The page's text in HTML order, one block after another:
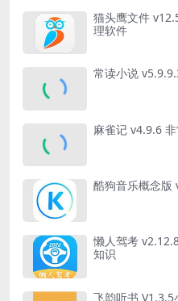
猫头鹰文件
理软件
常读小说
麻雀记 v4.9.6
酷狗音乐概念版
懒人驾考 v2.12.8 无广告免费快速学习驾考理
知识
飞韵听书